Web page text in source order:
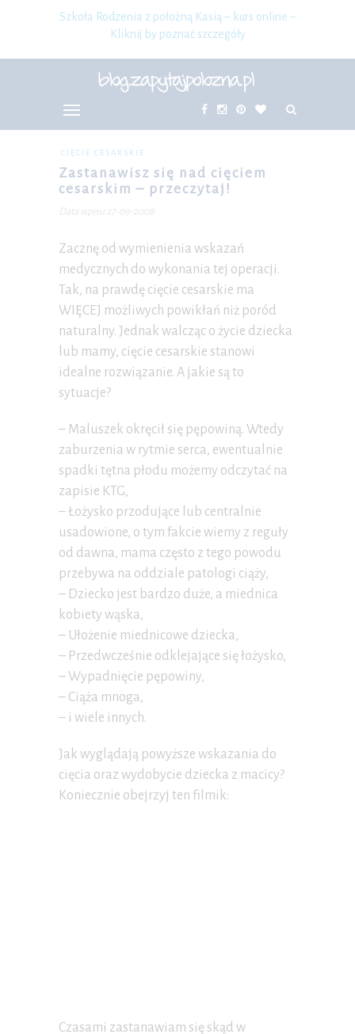
Szkoła Rodzenia z położną Kasią – kurs online –
Kliknij by poznać szczegóły
CIĘCIE CESARSKIE
Zastanawisz się nad cięciem
cesarskim – przeczytaj!
Data wpisu 27-09-2008
Zacznę od wymienienia wskazań
medycznych do wykonania tej operacji.
Tak, na prawdę cięcie cesarskie ma
WIĘCEJ możliwych powikłań niż poród
naturalny. Jednak walcząc o życie dziecka
lub mamy, cięcie cesarskie stanowi
idealne rozwiązanie. A jakie są to
sytuacje?
– Maluszek okręcił się pępowiną. Wtedy
zaburzenia w rytmie serca, ewentualnie
spadki tętna płodu możemy odczytać na
zapisie KTG,
– Łożysko przodujące lub centralnie
usadowione, o tym fakcie wiemy z reguły
od dawna, mama często z tego powodu
przebywa na oddziale patologi ciąży,
– Dziecko jest bardzo duże, a miednica
kobiety wąska,
– Ułożenie miednicowe dziecka,
– Przedwcześnie odklejające się łożysko,
– Wypadnięcie pępowiny,
– Ciąża mnoga,
– i wiele innych.
Jak wyglądają powyższe wskazania do
cięcia oraz wydobycie dziecka z macicy?
Koniecznie obejrzyj ten filmik:
Czasami zastanawiam się skąd w